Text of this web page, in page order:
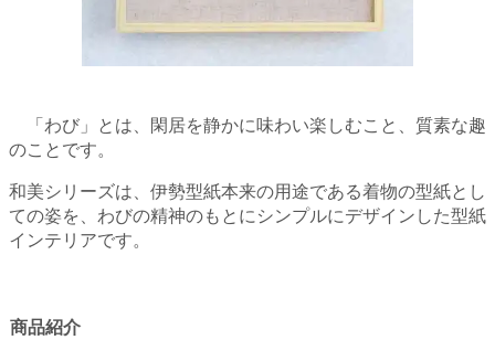
「わび」とは、閑居を静かに味わい楽しむこと、質素な趣
のことです。
和美シリーズは、伊勢型紙本来の用途である着物の型紙とし
ての姿を、わびの精神のもとにシンプルにデザインした型紙
インテリアです。
商品紹介